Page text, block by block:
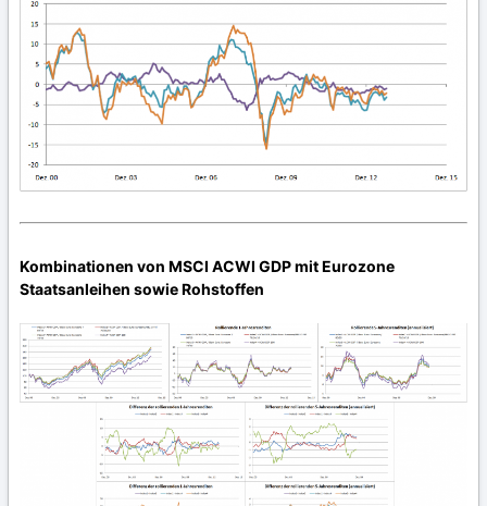
Kombinationen von MSCI ACWI GDP mit Eurozone
Staatsanleihen sowie Rohstoffen